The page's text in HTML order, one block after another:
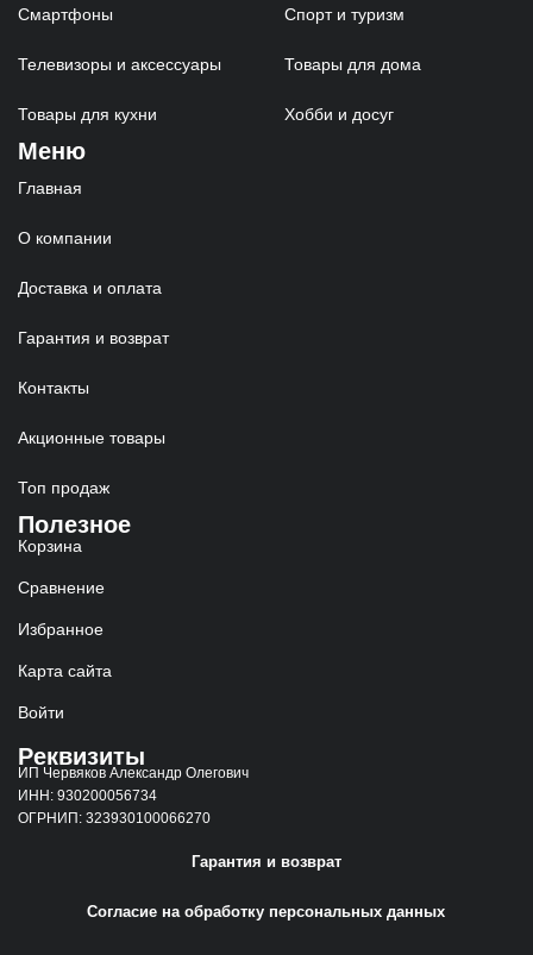
Смартфоны Спорт и туризм
Телевизоры и аксессуары Товары для дома
Товары для кухни Хобби и досуг
Меню
Главная
О компании
Доставка и оплата
Гарантия и возврат
Контакты
Акционные товары
Топ продаж
Полезное
Корзина
Сравнение
Избранное
Карта сайта
Войти
Реквизиты
ИП Червяков Александр Олегович
ИНН: 930200056734
ОГРНИП: 323930100066270
Гарантия и возврат
Согласие на обработку персональных данных